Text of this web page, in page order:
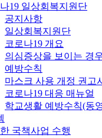
19 일상회복지원단
공지사항
일상회복지원단
코로나19 개요
의심증상을 보이는 경
예방수칙
마스크 사용 개정 권고
코로나19 대응 매뉴얼
학교생활 예방수칙(동
국책사업 수행